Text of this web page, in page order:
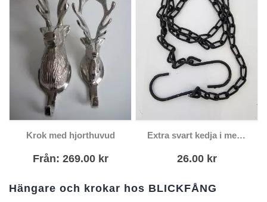
produkten har
De olika
väljas på
produktsidan
Krok med hjorthuvud
Från: 269.00 kr
Extra svart kedja i metall med krok
26.00 kr
Hängare och krokar hos BLICKFÅNG